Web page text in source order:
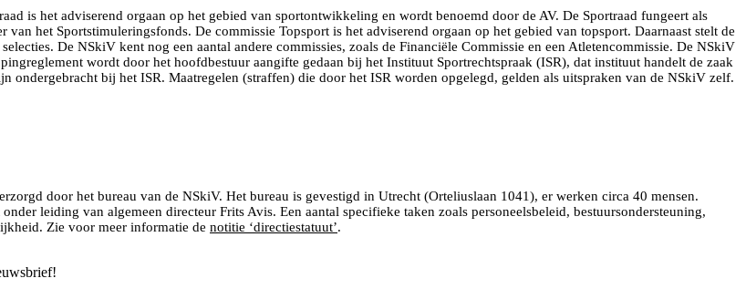
is het adviserend orgaan op het gebied van sportontwikkeling en wordt benoemd door de AV. De Sportraad fungeert als
het Sportstimuleringsfonds. De commissie Topsport is het adviserend orgaan op het gebied van topsport. Daarnaast stelt de
De NSkiV kent nog een aantal andere commissies, zoals de Financiële Commissie en een Atletencommissie. De NSkiV
wordt door het hoofdbestuur aangifte gedaan bij het Instituut Sportrechtspraak (ISR), dat instituut handelt de zaak
bij het ISR. Maatregelen (straffen) die door het ISR worden opgelegd, gelden als uitspraken van de NSkiV zelf.
door het bureau van de NSkiV. Het bureau is gevestigd in Utrecht (Orteliuslaan 1041), er werken circa 40 mensen.
leiding van algemeen directeur Frits Avis. Een aantal specifieke taken zoals personeelsbeleid, bestuursondersteuning,
Zie voor meer informatie de notitie ‘directiestatuut’.